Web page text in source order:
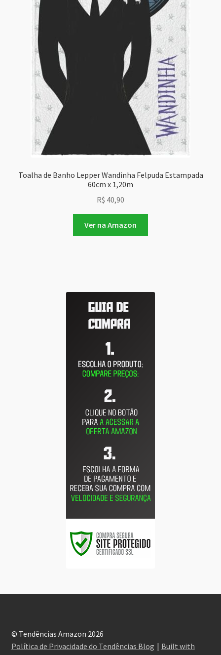
Toalha de Banho Lepper Wandinha Felpuda Estampada
60cm x 1,20m
R$ 40,90
Ver na Amazon
© Tendências Amazon 2026
Política de Privacidade do Tendências Blog
Built with